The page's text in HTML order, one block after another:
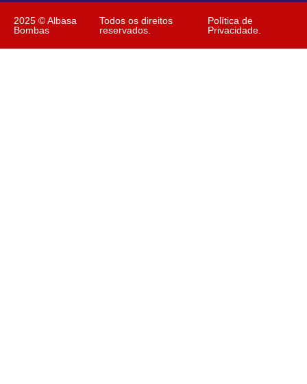
2025 © Albasa
Bombas
Todos os direitos
reservados.
Política de
Privacidade.